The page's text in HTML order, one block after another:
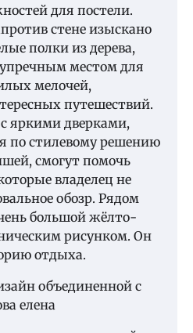
для постели.
стене изыскано
полки из дерева,
местом для
мелочей,
путешествий.
яркими дверками,
по стилевому решению
смогут помочь
владелец не
обозр. Рядом
большой жёлто-
рисунком. Он
отдыха.
объединенной с
елена